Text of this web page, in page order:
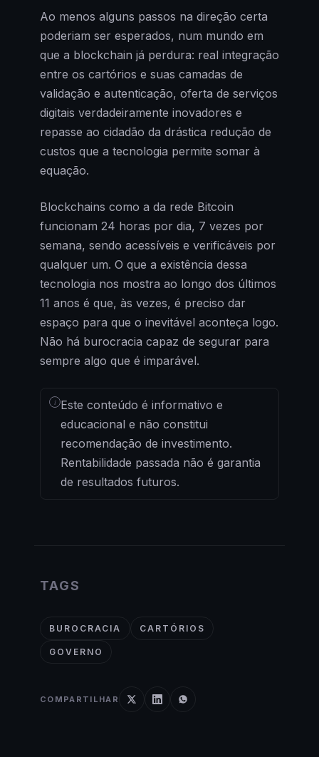
Ao menos alguns passos na direção certa
poderiam ser esperados, num mundo em
que a blockchain já perdura: real integração
entre os cartórios e suas camadas de
validação e autenticação, oferta de serviços
digitais verdadeiramente inovadores e
repasse ao cidadão da drástica redução de
custos que a tecnologia permite somar à
equação.
Blockchains como a da rede Bitcoin
funcionam 24 horas por dia, 7 vezes por
semana, sendo acessíveis e verificáveis por
qualquer um. O que a existência dessa
tecnologia nos mostra ao longo dos últimos
11 anos é que, às vezes, é preciso dar
espaço para que o inevitável aconteça logo.
Não há burocracia capaz de segurar para
sempre algo que é imparável.
i Este conteúdo é informativo e
educacional e não constitui
recomendação de investimento.
Rentabilidade passada não é garantia
de resultados futuros.
TAGS
BUROCRACIA CARTÓRIOS
GOVERNO
COMPARTILHAR